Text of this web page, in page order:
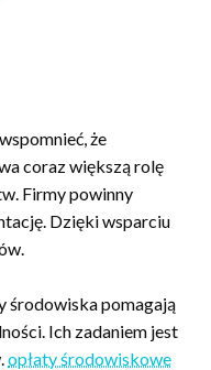
że
coraz większą rolę
Firmy powinny
Dzięki wsparciu
środowiska pomagają
Ich zadaniem jest
opłaty środowiskowe